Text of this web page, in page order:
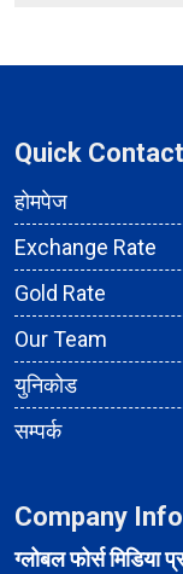
Quick Contact
होमपेज
Exchange Rate
Gold Rate
Our Team
युनिकोड
सम्पर्क
Company
ग्लोबल फोर्स मिडिया